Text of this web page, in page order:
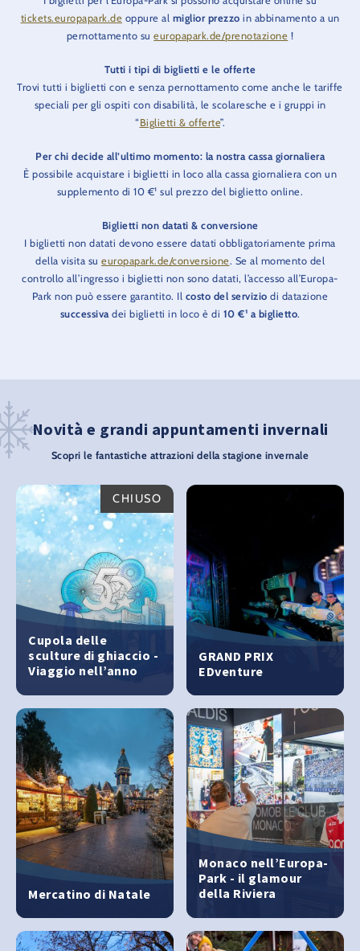
tickets.europapark.de oppure al miglior prezzo in abbinamento a un
pernottamento sueuropapark.de/prenotazione !
Tutti i tipi di biglietti e le offerte
Trovi tutti i biglietti con e senza pernottamento come anche le tariffe
speciali per gli ospiti con disabilità, le scolaresche e i gruppi in
“Biglietti & offerte”.
Per chi decide all’ultimo momento: la nostra cassa giornaliera
È possibile acquistare i biglietti in loco alla cassa giornaliera con un
supplemento di 10 €¹ sul prezzo del biglietto online.
Biglietti non datati & conversione
I biglietti non datati devono essere datati obbligatoriamente prima
della visita su europapark.de/conversione. Se al momento del
controllo all’ingresso i biglietti non sono datati, l’accesso all’Europa-
Park non può essere garantito. Il costo del servizio di datazione
successivadei biglietti in loco è di 10 €¹ a biglietto.
Novità e grandi appuntamenti invernali
Scopri le fantastiche attrazioni della stagione invernale
CHIUSO
Cupola delle
sculture di ghiaccio -
Viaggio nell’anno
GRAND PRIX
EDventure
Mercatino di Natale
Monaco nell’Europa-
Park - il glamour
della Riviera